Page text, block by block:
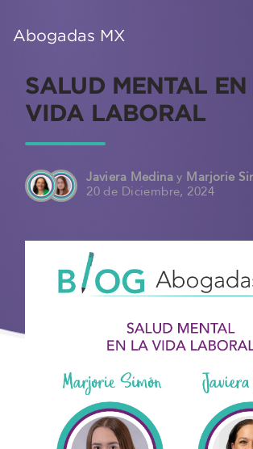
Abogadas MX
SALUD MENTAL
VIDA LABORAL
Javiera Medina y Marjorie
20 de Diciembre, 2024